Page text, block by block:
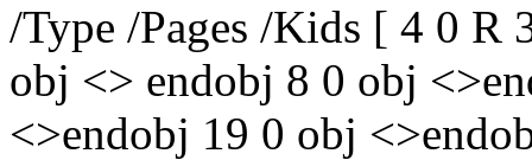
/Type /Pages /Kids [ 4 0 R
obj <> endobj 8 0 obj
<>endobj 19 0 obj